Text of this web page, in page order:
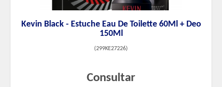
Kevin Black - Estuche Eau De Toilette 60Ml + Deo
150Ml
(299KE27226)
Consultar